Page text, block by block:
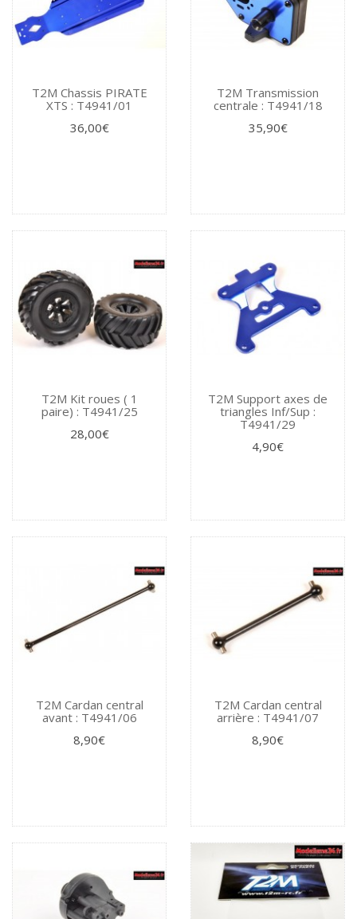
T2M Chassis PIRATE
XTS : T4941/01
36,00€
T2M Transmission
centrale : T4941/18
35,90€
T2M Kit roues ( 1
paire) : T4941/25
28,00€
T2M Support axes de
triangles Inf/Sup :
T4941/29
4,90€
T2M Cardan central
avant : T4941/06
8,90€
T2M Cardan central
arrière : T4941/07
8,90€